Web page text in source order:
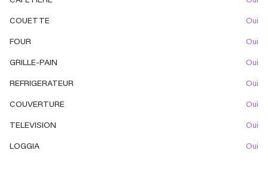
COUETTE oui
FOUR oui
GRILLE-PAIN oui
REFRIGERATEUR oui
COUVERTURE oui
TELEVISION oui
LOGGIA oui